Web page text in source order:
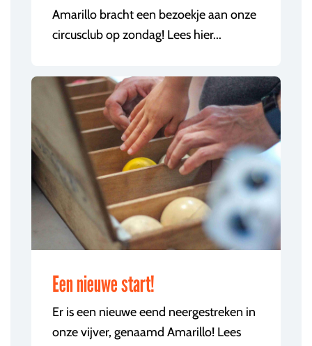
Amarillo bracht een bezoekje aan onze
circusclub op zondag! Lees hier...
Een nieuwe start!
Er is een nieuwe eend neergestreken in
onze vijver, genaamd Amarillo! Lees